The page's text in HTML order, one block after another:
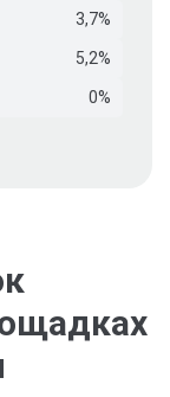
3,7%
5,2%
0%